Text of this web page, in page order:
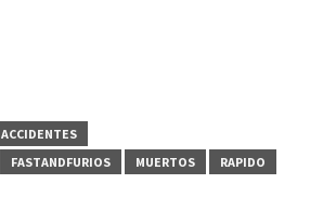
ACCIDENTES
FASTANDFURIOS MUERTOS
RAPIDO